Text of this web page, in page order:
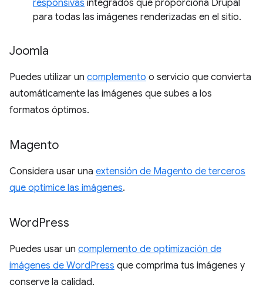
responsivas integrados que proporciona Drupal
para todas las imágenes renderizadas en el sitio.
Joomla
Puedes utilizar un complemento o servicio que convierta
automáticamente las imágenes que subes a los
formatos óptimos.
Magento
Considera usar una extensión de Magento de terceros
que optimice las imágenes.
WordPress
Puedes usar un complemento de optimización de
imágenes de WordPress que comprima tus imágenes y
conserve la calidad.